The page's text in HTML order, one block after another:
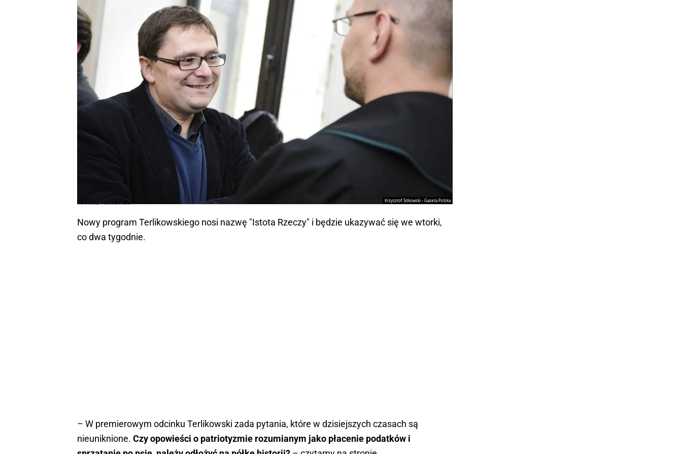
Krzysztof Sitkowski - Gazeta Polska
Tomasz Terlikowski
Nowy program Terlikowskiego nosi nazwę "Istota Rzeczy" i będzie ukazywać się we wtorki,
co dwa tygodnie.
– W premierowym odcinku Terlikowski zada pytania, które w dzisiejszych czasach są
nieuniknione. Czy opowieści o patriotyzmie rozumianym jako płacenie podatków i